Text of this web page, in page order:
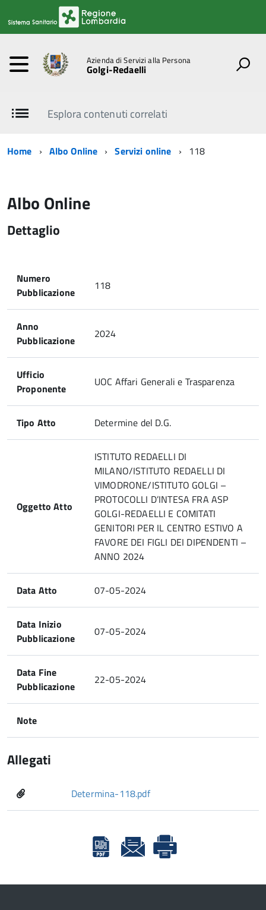
Azienda di Servizi alla Persona
Golgi-Redaelli
Esplora contenuti correlati
Home Albo Online Servizi online 118
Albo Online
Dettaglio
Numero
Pubblicazione
118
Anno
Pubblicazione
2024
Ufficio
Proponente
UOC Affari Generali e Trasparenza
Tipo Atto Determine del D.G.
Oggetto Atto
ISTITUTO REDAELLI DI
MILANO/ISTITUTO REDAELLI DI
VIMODRONE/ISTITUTO GOLGI –
PROTOCOLLI D’INTESA FRA ASP
GOLGI-REDAELLI E COMITATI
GENITORI PER IL CENTRO ESTIVO A
FAVORE DEI FIGLI DEI DIPENDENTI –
ANNO 2024
Data Atto 07-05-2024
Data Inizio
Pubblicazione
07-05-2024
Data Fine
Pubblicazione
22-05-2024
Note
Allegati
Determina-118.pdf